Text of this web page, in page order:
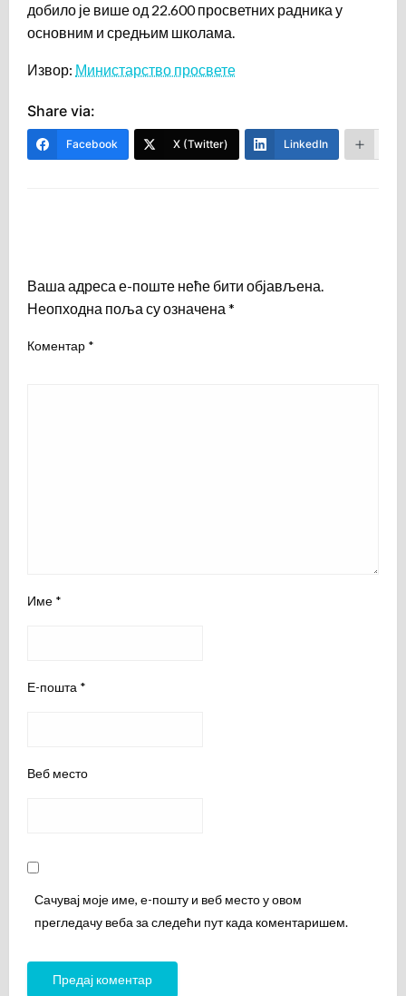
добило је више од 22.600 просветних радника у
основним и средњим школама.
Извор: Министарство просвете
Share via:
Facebook X (Twitter) LinkedIn
Ваша адреса е-поште неће бити објављена.
Неопходна поља су означена *
Коментар *
Име *
Е-пошта *
Веб место
Сачувај моје име, е-пошту и веб место у овом
прегледачу веба за следећи пут када коментаришем.